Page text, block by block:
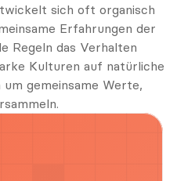
sich oft organisch
Erfahrungen der
Regeln das Verhalten
Kulturen auf natürliche
gemeinsame Werte,